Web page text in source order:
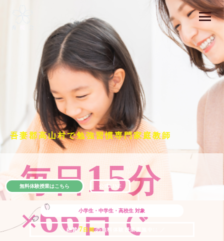
吾妻郡高山村で勉強習慣専門家庭教師
毎日15分
×66日で
小学生・中学生・高校生 対象
＼ 絶賛 7 日間の無料体験授業実施中!! ／
無料体験授業はこちら 公式LINE